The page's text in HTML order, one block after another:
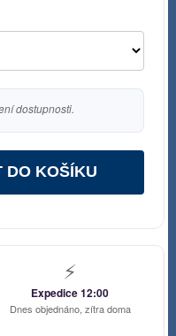
dostupnosti.
DO KOŠÍKU
⚡
Expedice 12:00
Dnes objednáno, zítra doma